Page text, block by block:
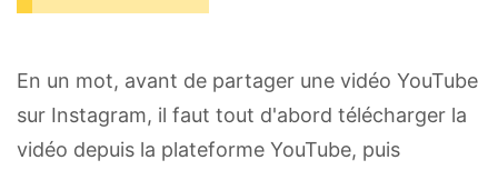
En un mot, avant de partager une vidéo YouTube
sur Instagram, il faut tout d'abord télécharger la
vidéo depuis la plateforme YouTube, puis